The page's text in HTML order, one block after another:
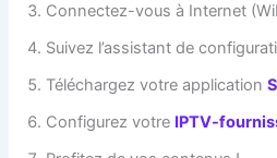
Connectez-vous à Internet
Suivez l’assistant de
Téléchargez votre application
Configurez votre IPTV-